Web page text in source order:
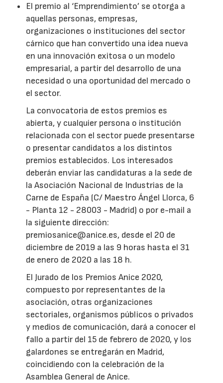
El premio al ‘Emprendimiento’ se otorga a
aquellas personas, empresas,
organizaciones o instituciones del sector
cárnico que han convertido una idea nueva
en una innovación exitosa o un modelo
empresarial, a partir del desarrollo de una
necesidad o una oportunidad del mercado o
el sector.
La convocatoria de estos premios es
abierta, y cualquier persona o institución
relacionada con el sector puede presentarse
o presentar candidatos a los distintos
premios establecidos. Los interesados
deberán enviar las candidaturas a la sede de
la Asociación Nacional de Industrias de la
Carne de España (C/ Maestro Ángel Llorca, 6
- Planta 12 - 28003 - Madrid) o por e-mail a
la siguiente dirección:
premiosanice@anice.es, desde el 20 de
diciembre de 2019 a las 9 horas hasta el 31
de enero de 2020 a las 18 h.
El Jurado de los Premios Anice 2020,
compuesto por representantes de la
asociación, otras organizaciones
sectoriales, organismos públicos o privados
y medios de comunicación, dará a conocer el
fallo a partir del 15 de febrero de 2020, y los
galardones se entregarán en Madrid,
coincidiendo con la celebración de la
Asamblea General de Anice.